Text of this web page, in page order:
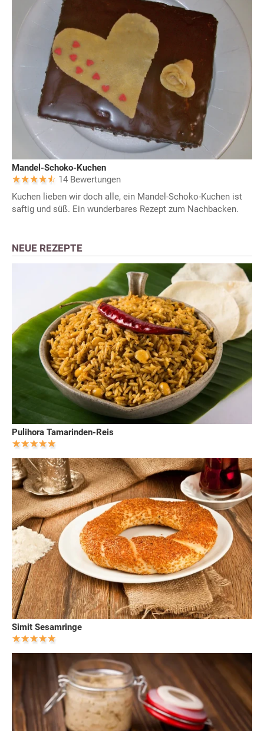
Mandel-Schoko-Kuchen
14 Bewertungen
Kuchen lieben wir doch alle, ein Mandel-Schoko-Kuchen ist
saftig und süß. Ein wunderbares Rezept zum Nachbacken.
NEUE REZEPTE
Pulihora Tamarinden-Reis
Simit Sesamringe